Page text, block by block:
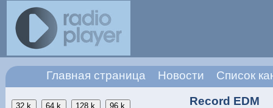
Главная страница Новости
Список
Record EDM